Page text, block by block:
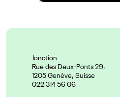
Jonction
Rue des Deux-Ponts 29,
1205 Genève, Suisse
022 314 56 06